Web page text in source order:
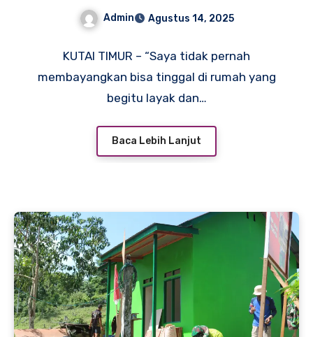
Wajah Rumah Rahman
Admin Agustus 14, 2025
KUTAI TIMUR – “Saya tidak pernah
membayangkan bisa tinggal di rumah yang
begitu layak dan…
Baca Lebih Lanjut